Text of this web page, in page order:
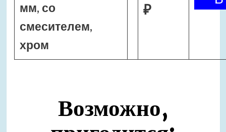
мм, со
смесителем,
хром
₽
Возможно,